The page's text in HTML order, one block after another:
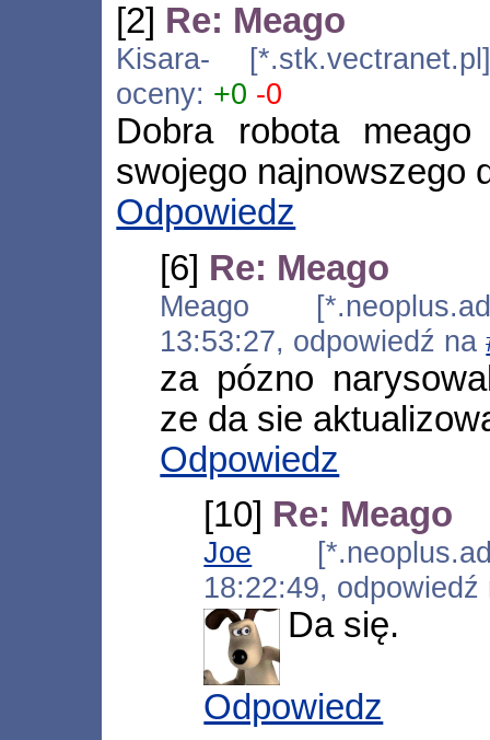
[2] Re: Meago
Kisara-
oceny: +0 -0
Dobra robota
swojego najnowszego
Odpowiedz
[6] Re: Meago
Meago
13:53:27, odpowiedź na
za pózno
ze da sie
Odpowiedz
[10] Re: Meago
Joe
18:22:49,
Da się.
Odpowiedz